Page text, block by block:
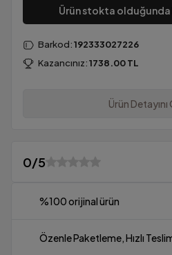
Ürün stokta
Barkod:192333027226
Kazancınız:1738.00TL
Ürün
0/5
%100 orijinal ürün
Özenle Paketleme, Hızlı